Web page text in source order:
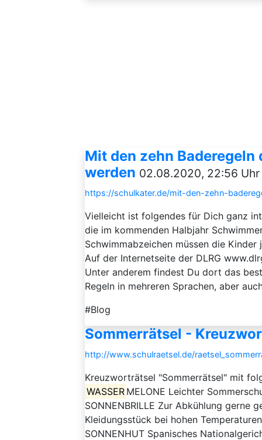
Mit den zehn Baderegeln
werden 02.08.2020, 22:56 Uhr
https://schulkater.de/mit-den-zehn-
Vielleicht ist folgendes für Dich ganz
die im kommenden Halbjahr
Schwimmabzeichen müssen die
Auf der Internetseite der DLRG
Unter anderem findest Du dort das
Regeln in mehreren Sprachen, aber
#Blog
Sommerrätsel -
http://www.schulraetsel.de/
Kreuzworträtsel "Sommerrätsel" mit
WASSER MELONE Leichter
SONNENBRILLE Zur Abkühlung gerne
Kleidungsstück bei hohen
SONNENHUT Spanisches